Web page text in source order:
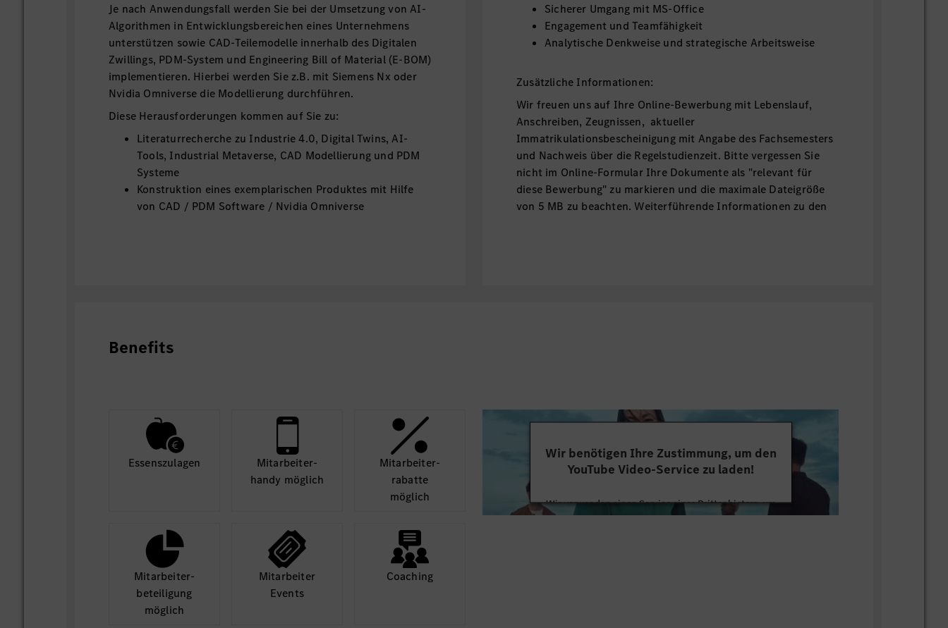
Je nach Anwendungsfall werden Sie bei der Umsetzung von AI-
Algorithmen in Entwicklungsbereichen eines Unternehmens
unterstützen sowie CAD-Teilemodelle innerhalb des Digitalen
Zwillings, PDM-System und Engineering Bill of Material (E-BOM)
implementieren. Hierbei werden Sie z.B. mit Siemens Nx oder
Nvidia Omniverse die Modellierung durchführen.
Diese Herausforderungen kommen auf Sie zu:
Literaturrecherche zu Industrie 4.0, Digital Twins, AI-
Tools, Industrial Metaverse, CAD Modellierung und PDM
Systeme
Konstruktion eines exemplarischen Produktes mit Hilfe
von CAD / PDM Software / Nvidia Omniverse
Sicherer Umgang mit MS-Office
Engagement und Teamfähigkeit
Analytische Denkweise und strategische Arbeitsweise
Zusätzliche Informationen:
Wir freuen uns auf Ihre Online-Bewerbung mit Lebenslauf,
Anschreiben, Zeugnissen, aktueller
Immatrikulationsbescheinigung mit Angabe des Fachsemesters
und Nachweis über die Regelstudienzeit. Bitte vergessen Sie
nicht im Online-Formular Ihre Dokumente als "relevant für
diese Bewerbung" zu markieren und die maximale Dateigröße
von 5 MB zu beachten. Weiterführende Informationen zu den
Benefits
Essens­zulagen
Mit­arbeiter­
handy möglich
Mit­arbeiter­
rabatte
möglich
Mit­arbeiter­
beteili­gung
möglich
Mit­arbeiter
Events
Coaching
Wir benötigen Ihre Zustimmung, um den
YouTube Video-Service zu laden!
Wir verwenden einen Service eines Drittanbieters, um
Videoinhalte einzubetten. Dieser Service kann Daten zu